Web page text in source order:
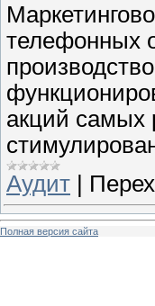
телефонных
акций самых
Аудит |
Полная версия сайта